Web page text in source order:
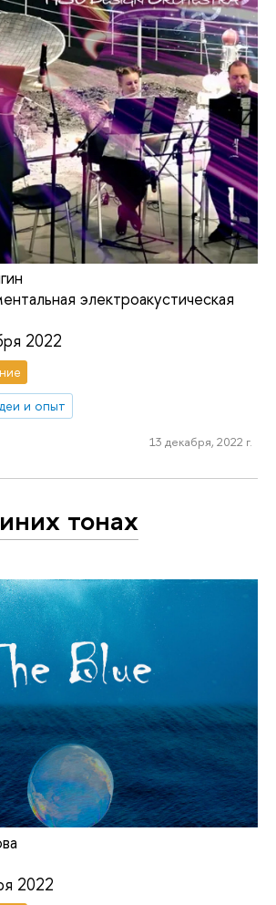
электроакустическая
2022
и опыт
13 декабря, 2022 г.
тонах
2022